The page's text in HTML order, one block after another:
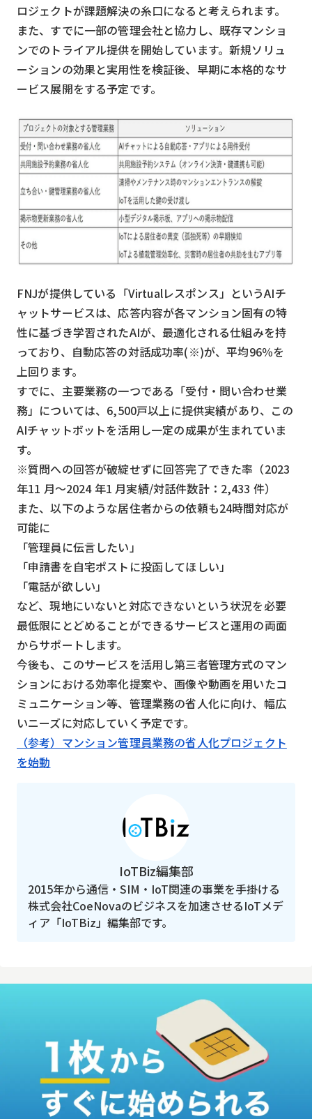
カメラ
Wi-Fi
SaaS
AI
おすすめ
SIM
スマホ
ロジェクトが課題解決の糸口になると考えられます。
また、すでに一部の管理会社と協力し、既存マンショ
ンでのトライアル提供を開始しています。新規ソリュ
ーションの効果と実用性を検証後、早期に本格的なサ
ービス展開をする予定です。
FNJが提供している「Virtualレスポンス」というAIチ
ャットサービスは、応答内容が各マンション固有の特
性に基づき学習されたAIが、最適化される仕組みを持
っており、自動応答の対話成功率(※)が、平均96％を
上回ります。
すでに、主要業務の一つである「受付・問い合わせ業
務」については、6,500戸以上に提供実績があり、この
AIチャットボットを活用し一定の成果が生まれていま
す。
※質問への回答が破綻せずに回答完了できた率（2023
年11 月～2024 年1 月実績/対話件数計：2,433 件）
また、以下のような居住者からの依頼も24時間対応が
可能に
「管理員に伝言したい」
「申請書を自宅ポストに投函してほしい」
「電話が欲しい」
など、現地にいないと対応できないという状況を必要
最低限にとどめることができるサービスと運用の両面
からサポートします。
今後も、このサービスを活用し第三者管理方式のマン
ションにおける効率化提案や、画像や動画を用いたコ
ミュニケーション等、管理業務の省人化に向け、幅広
いニーズに対応していく予定です。
（参考）マンション管理員業務の省人化プロジェクト
を始動
IoTBiz編集部
2015年から通信・SIM・IoT関連の事業を手掛ける
株式会社CoeNovaのビジネスを加速させるIoTメデ
ィア「IoTBiz」編集部です。